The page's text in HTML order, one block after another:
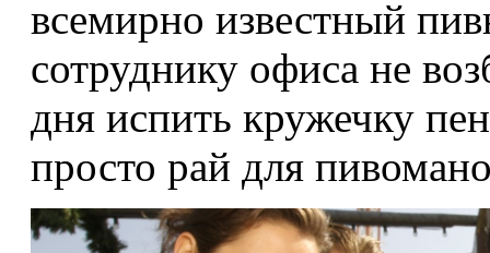
всемирно известный
сотруднику офиса не
дня испить кружечку
просто рай для